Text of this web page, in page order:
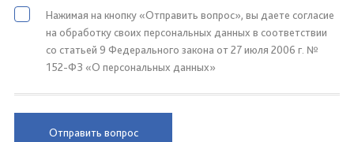
Нажимая на кнопку «Отправить вопрос», вы даете согласие
на обработку своих персональных данных в соответствии
со статьей 9 Федерального закона от 27 июля 2006 г. №
152-ФЗ «О персональных данных»
Отправить вопрос